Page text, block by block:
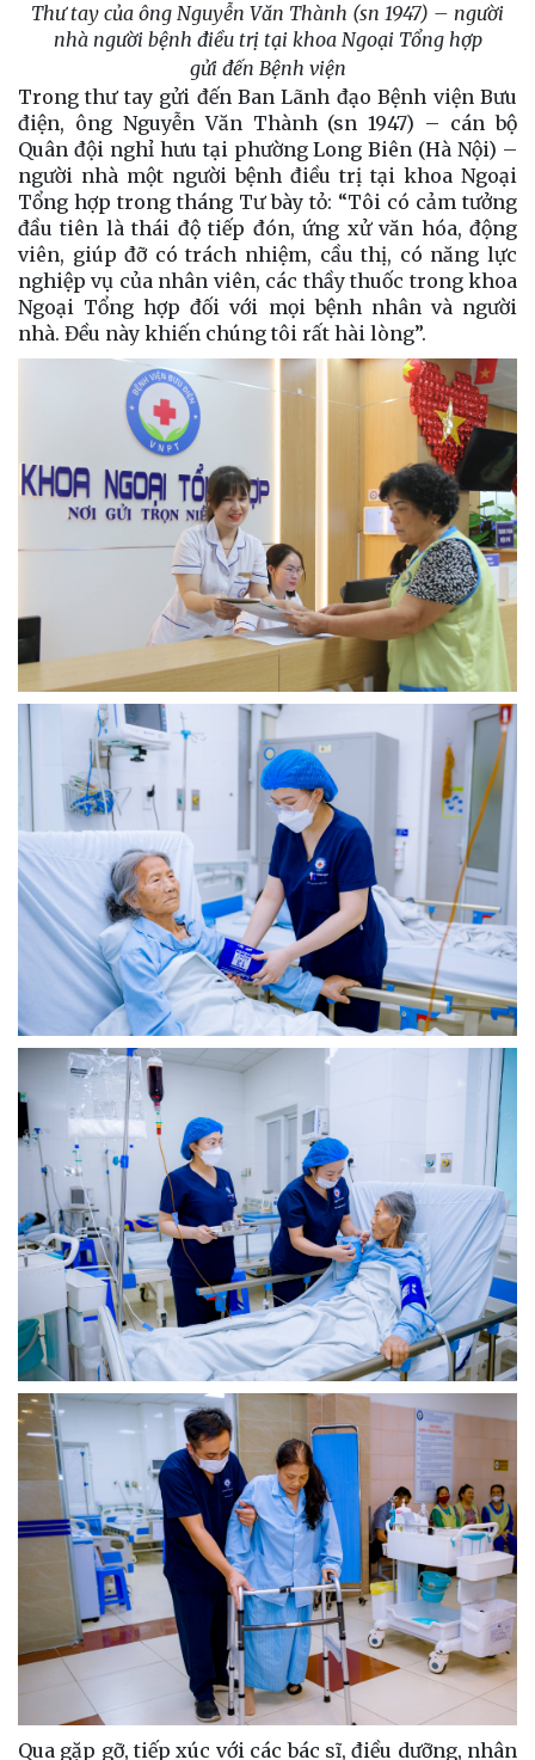
Thư tay của ông Nguyễn Văn Thành (sn 1947) – người
nhà người bệnh điều trị tại khoa Ngoại Tổng hợp
gửi đến Bệnh viện
Trong thư tay gửi đến Ban Lãnh đạo Bệnh viện Bưu
điện, ông Nguyễn Văn Thành (sn 1947) – cán bộ
Quân đội nghỉ hưu tại phường Long Biên (Hà Nội) –
người nhà một người bệnh điều trị tại khoa Ngoại
Tổng hợp trong tháng Tư bày tỏ: “Tôi có cảm tưởng
đầu tiên là thái độ tiếp đón, ứng xử văn hóa, động
viên, giúp đỡ có trách nhiệm, cầu thị, có năng lực
nghiệp vụ của nhân viên, các thầy thuốc trong khoa
Ngoại Tổng hợp đối với mọi bệnh nhân và người
nhà. Đều này khiến chúng tôi rất hài lòng”.
Qua gặp gỡ, tiếp xúc với các bác sĩ, điều dưỡng, nhân